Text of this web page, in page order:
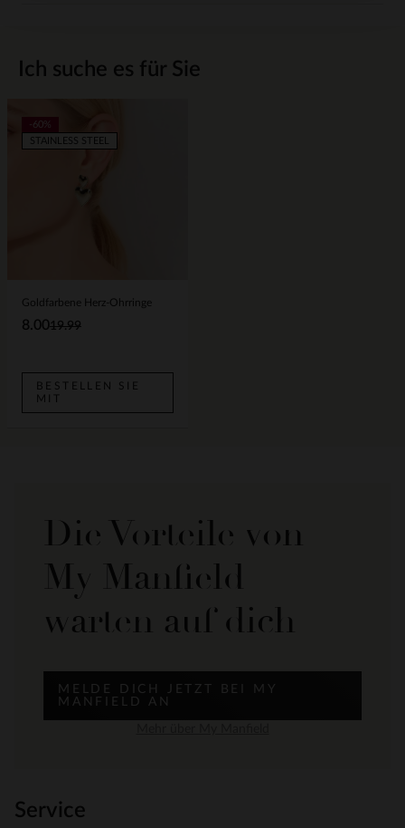
Ich suche es für Sie
Goldfarbene Herz-Ohrringe
19.99
8.00
-60%
STAINLESS STEEL
BESTELLEN SIE
MIT
Die Vorteile von
My Manfield
warten auf dich
MELDE DICH JETZT BEI MY
MANFIELD AN
Service